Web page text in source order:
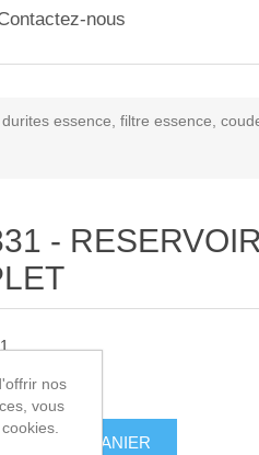
nous
essence, filtre essence,
-
AU PANIER
nos
vous